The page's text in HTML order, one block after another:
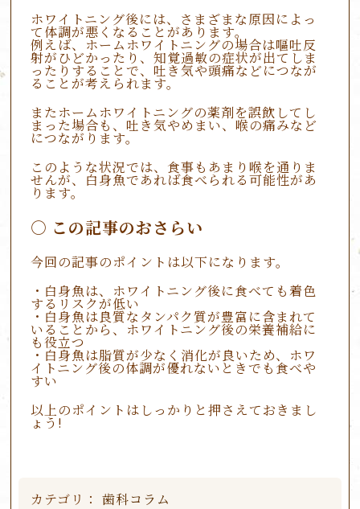
ホワイトニング後には、さまざまな原因によっ
て体調が悪くなることがあります。
例えば、ホームホワイトニングの場合は嘔吐反
射がひどかったり、知覚過敏の症状が出てしま
ったりすることで、吐き気や頭痛などにつなが
ることが考えられます。
またホームホワイトニングの薬剤を誤飲してし
まった場合も、吐き気やめまい、喉の痛みなど
につながります。
このような状況では、食事もあまり喉を通りま
せんが、白身魚であれば食べられる可能性があ
ります。
この記事のおさらい
今回の記事のポイントは以下になります。
・白身魚は、ホワイトニング後に食べても着色
するリスクが低い
・白身魚は良質なタンパク質が豊富に含まれて
いることから、ホワイトニング後の栄養補給に
も役立つ
・白身魚は脂質が少なく消化が良いため、ホワ
イトニング後の体調が優れないときでも食べや
すい
以上のポイントはしっかりと押さえておきまし
ょう!
カテゴリ： 歯科コラム